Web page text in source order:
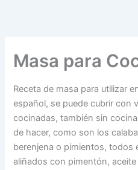
Masa para
Receta de masa para utilizar
español, se puede cubrir con
cocinadas, también sin
de hacer, como son los
berenjena o pimientos, todos
aliñados con pimentón,